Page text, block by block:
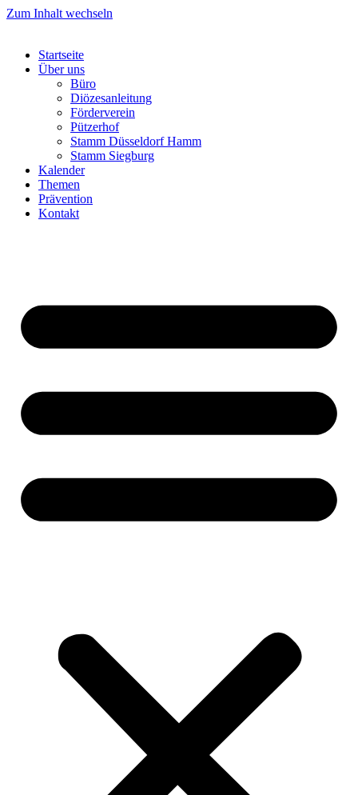
Zum Inhalt wechseln
Startseite
Über uns
Büro
Diözesanleitung
Förderverein
Pützerhof
Stamm Düsseldorf Hamm
Stamm Siegburg
Kalender
Themen
Prävention
Kontakt